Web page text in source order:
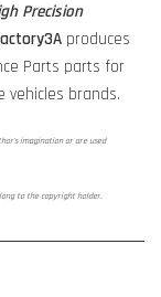
Precision
produces
Parts parts for
vehicles brands.
imagination or are used
to the copyright holder.